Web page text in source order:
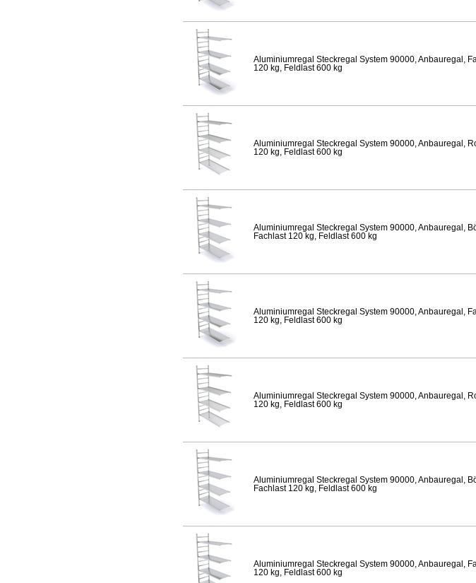
Aluminiumregal Steckregal System 90000, Anbauregal,
120 kg, Feldlast 600 kg
Aluminiumregal Steckregal System 90000, Anbauregal,
120 kg, Feldlast 600 kg
Aluminiumregal Steckregal System 90000, Anbauregal,
Fachlast 120 kg, Feldlast 600 kg
Aluminiumregal Steckregal System 90000, Anbauregal,
120 kg, Feldlast 600 kg
Aluminiumregal Steckregal System 90000, Anbauregal,
120 kg, Feldlast 600 kg
Aluminiumregal Steckregal System 90000, Anbauregal,
Fachlast 120 kg, Feldlast 600 kg
Aluminiumregal Steckregal System 90000, Anbauregal,
120 kg, Feldlast 600 kg